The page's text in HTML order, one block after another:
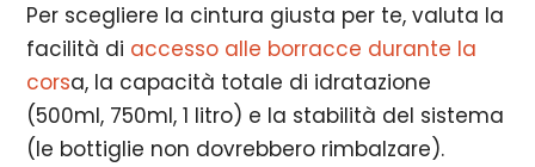
Per scegliere la cintura giusta per te, valuta la
facilità di accesso alle borracce durante la
corsa, la capacità totale di idratazione
(500ml, 750ml, 1 litro) e la stabilità del sistema
(le bottiglie non dovrebbero rimbalzare).